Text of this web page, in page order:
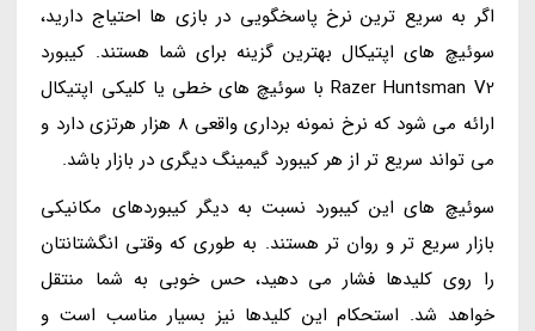
اگر به سریع ترین نرخ پاسخگویی در بازی ها احتیاج دارید،
سوئیچ های اپتیکال بهترین گزینه برای شما هستند. کیبورد
Razer Huntsman V2 با سوئیچ های خطی یا کلیکی اپتیکال
ارائه می شود که نرخ نمونه برداری واقعی 8 هزار هرتزی دارد و
می تواند سریع تر از هر کیبورد گیمینگ دیگری در بازار باشد.
سوئیچ های این کیبورد نسبت به دیگر کیبوردهای مکانیکی
بازار سریع تر و روان تر هستند. به طوری که وقتی انگشتانتان
را روی کلیدها فشار می دهید، حس خوبی به شما منتقل
خواهد شد. استحکام این کلیدها نیز بسیار مناسب است و